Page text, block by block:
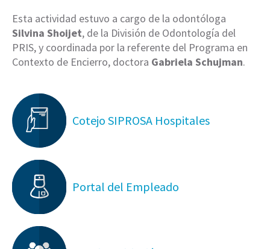
Esta actividad estuvo a cargo de la odontóloga
Silvina Shoijet, de la División de Odontología del
PRIS, y coordinada por la referente del Programa en
Contexto de Encierro, doctora Gabriela Schujman.
Cotejo SIPROSA Hospitales
Portal del Empleado